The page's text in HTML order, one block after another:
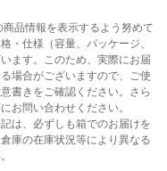
品情報を表示するよう努めて
・仕様（容量、パッケージ、
ます。このため、実際にお届
場合がございますので、ご使
書きをご確認ください。さら
お問い合わせください。
は、必ずしも箱でのお届けを
庫の在庫状況等により異なる